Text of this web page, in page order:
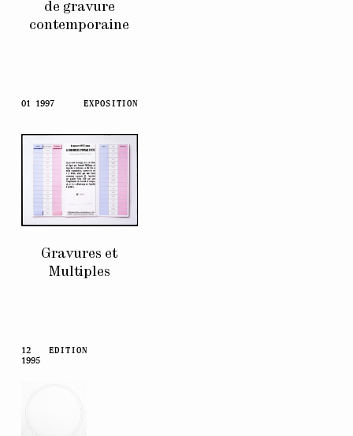
de gravure
contemporaine
01 1997 EXPOSITION
Gravures et
Multiples
12
1995
EDITION